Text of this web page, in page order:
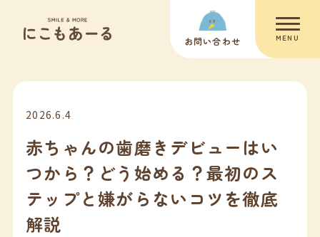
お問い合わせ MENU
2026.6.4
赤ちゃんの歯磨きデビューはい
つから？どう始める？最初のス
テップと嫌がらないコツを徹底
解説